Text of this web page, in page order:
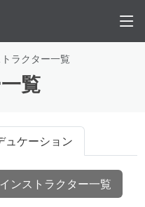
ラクター一覧
覧
ュケーション
インストラクター一覧